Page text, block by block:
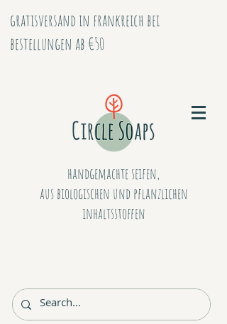
handgemachte seifen,
aus biologischen und pflanzlichen
inhaltsstoffen
gratisversand in frankreich bei
bestellungen ab €50